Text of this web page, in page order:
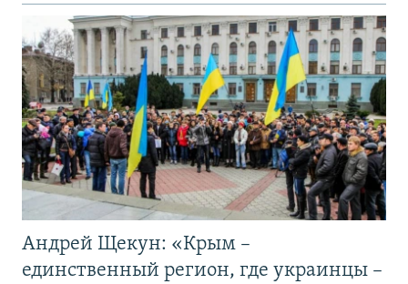
Андрей Щекун: «Крым –
единственный регион, где украинцы –